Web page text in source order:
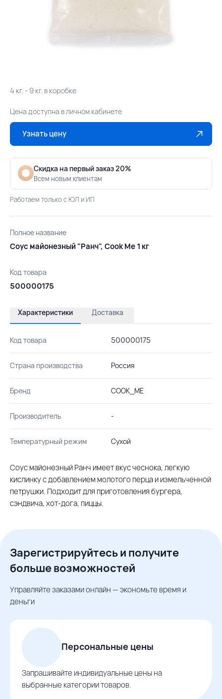
4 кг. - 9 кг. в коробке
Цена доступна в личном кабинете
Узнать цену
Скидка на первый заказ 20%
Всем новым клиентам
Работаем только с ЮЛ и ИП
Полное название
Соус майонезный "Ранч", Cook Me 1 кг
Код товара
500000175
Характеристики Доставка
Код товара 500000175
Страна производства Россия
Бренд COOK_ME
Производитель -
Температурный режим Сухой
Соус майонезный Ранч имеет вкус чеснока, легкую
кислинку с добавлением молотого перца и измельченной
петрушки. Подходит для приготовления бургера,
сэндвича, хот-дога, пиццы.
Зарегистрируйтесь и получите
больше возможностей
Управляйте заказами онлайн — экономьте время и
деньги
Персональные цены
Запрашивайте индивидуальные цены на
выбранные категории товаров.